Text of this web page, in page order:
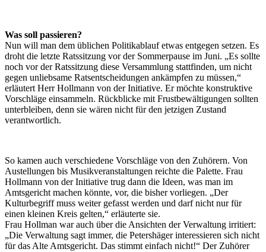
Was soll passieren?
Nun will man dem üblichen Politikablauf etwas entgegen setzen. Es
droht die letzte Ratssitzung vor der Sommerpause im Juni. „Es sollte
noch vor der Ratssitzung diese Versammlung stattfinden, um nicht
gegen unliebsame Ratsentscheidungen ankämpfen zu müssen,“
erläutert Herr Hollmann von der Initiative. Er möchte konstruktive
Vorschläge einsammeln. Rückblicke mit Frustbewältigungen sollten
unterbleiben, denn sie wären nicht für den jetzigen Zustand
verantwortlich.
So kamen auch verschiedene Vorschläge von den Zuhörern. Von
Austellungen bis Musikveranstaltungen reichte die Palette. Frau
Hollmann von der Initiative trug dann die Ideen, was man im
Amtsgericht machen könnte, vor, die bisher vorliegen. „Der
Kulturbegriff muss weiter gefasst werden und darf nicht nur für
einen kleinen Kreis gelten,“ erläuterte sie.
Frau Hollman war auch über die Ansichten der Verwaltung irritiert:
„Die Verwaltung sagt immer, die Petershäger interessieren sich nicht
für das Alte Amtsgericht. Das stimmt einfach nicht!“ Der Zuhörer